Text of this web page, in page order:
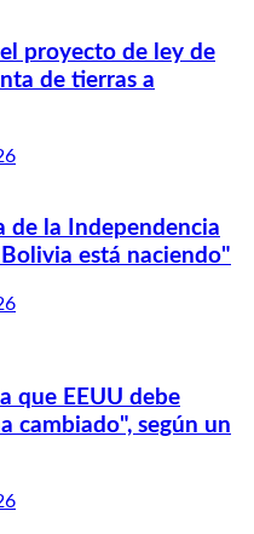
proyecto de ley de
de tierras a
de la Independencia
está naciendo"
que EEUU debe
cambiado", según un